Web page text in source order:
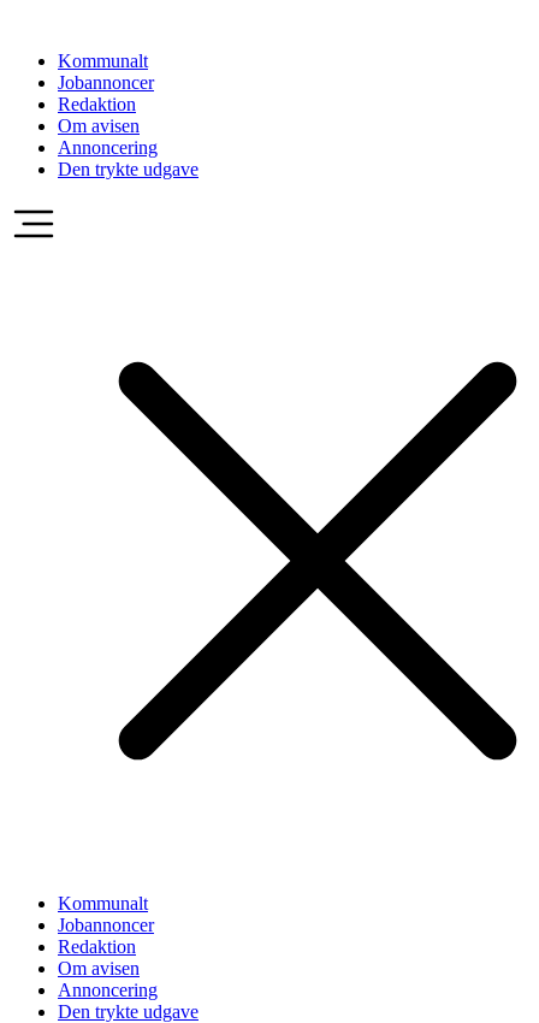
indholdKommunalt
Jobannoncer
Redaktion
Om avisen
Annoncering
Den trykte udgave
Kommunalt
Jobannoncer
Redaktion
Om avisen
Annoncering
Den trykte udgave